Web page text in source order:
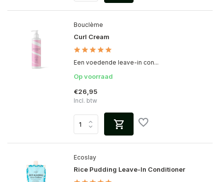
Bouclème
Curl Cream
Een voedende leave-in con...
Op voorraad
€26,95
Incl. btw
Ecoslay
Rice Pudding Leave-In Conditioner